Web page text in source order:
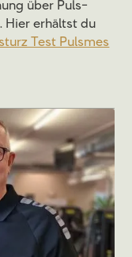
über Puls-
Hier erhältst du
Test Pulsmes